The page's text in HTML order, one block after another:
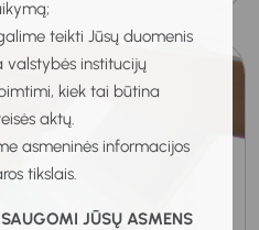
teikti Jūsų duomenis
institucijų
kiek tai būtina
aktų.
asmeninės informacijos
tikslais.
JŪSŲ ASMENS